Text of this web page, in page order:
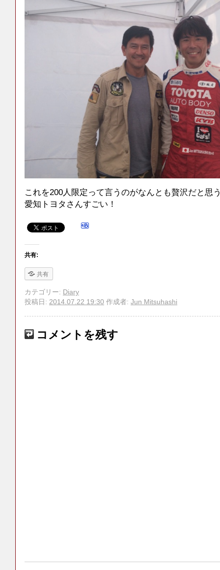
これを200人限定って言うのがなんとも贅沢だと思
愛知トヨタさんすごい！
共有:
共有
カテゴリー: Diary
投稿日: 2014.07.22 19:30 作成者: Jun Mitsuhashi
コメントを残す